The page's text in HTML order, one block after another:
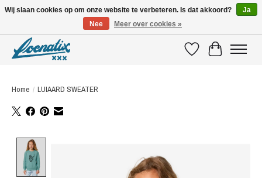
VerlanglijstWinkelwagen
Home / LUIAARD SWEATER
Wij slaan cookies op om onze website te verbeteren. Is dat akkoord?
Ja
Nee
Meer over cookies »